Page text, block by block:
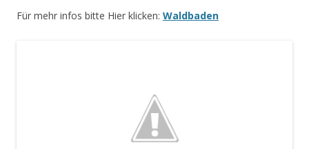
Für mehr infos bitte Hier klicken: Waldbaden